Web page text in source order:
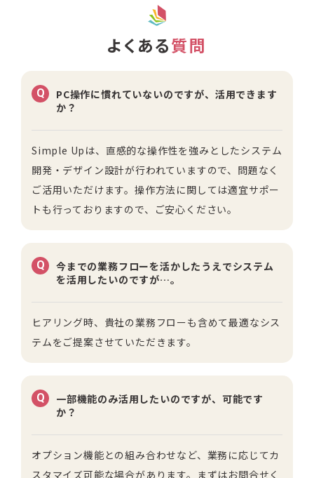
よくある質問
Q
PC操作に慣れていないのですが、活用できます
か？
Simple Upは、直感的な操作性を強みとしたシステム
開発・デザイン設計が行われていますので、問題なく
ご活用いただけます。操作方法に関しては適宜サポー
トも行っておりますので、ご安心ください。
Q
今までの業務フローを活かしたうえでシステム
を活用したいのですが…。
ヒアリング時、貴社の業務フローも含めて最適なシス
テムをご提案させていただきます。
Q
一部機能のみ活用したいのですが、可能です
か？
オプション機能との組み合わせなど、業務に応じてカ
スタマイズ可能な場合があります。 まずはお問合せく